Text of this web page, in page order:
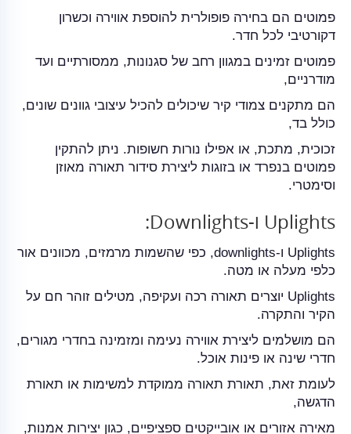
פמוטים הם בחירה פופולרית להוספת אווירה וכשרון
דקורטיבי לכל חדר.
פמוטים זמינים במגוון רחב של סגנונות, ממסורתיים ועד
מודרניים,
הם מתקנים צמודי קיר שיכולים להכיל עיצובי גוונים שונים,
כולל בד,
זכוכית, מתכת, או אפילו נורות חשופות. ניתן להתקין
פמוטים בנפרד או בזוגות ליצירת סידור תאורה מאוזן
וסימטרי.
Uplights ו-Downlights:
Uplights ו-downlights, כפי שהשמות מרמזים, מכוונים אור
כלפי מעלה או מטה.
Uplights יוצרים תאורה רכה ועקיפה, מטילים זוהר חם על
הקיר והתקרה.
הם מושלמים ליצירת אווירה נעימה ומזמינה בחדרי מגורים,
חדרי שינה או פינות אוכל.
לעומת זאת, תאורת תאורה ממוקדת למשימות או תאורת
הדגשה,
מאירה אזורים או אובייקטים ספציפיים, כגון יצירות אמנות,